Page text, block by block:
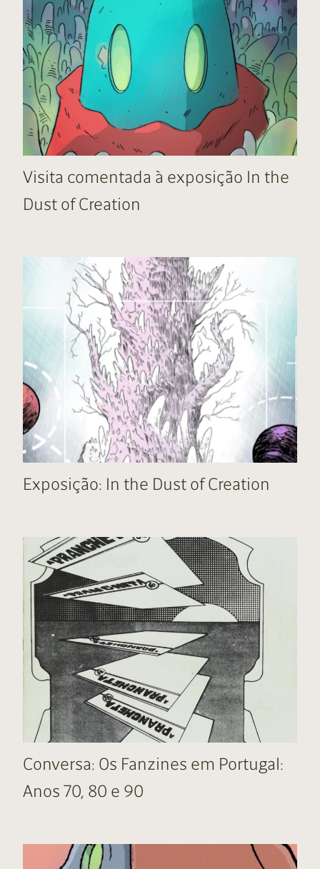
Visita comentada à exposição In the
Dust of Creation
Exposição: In the Dust of Creation
Conversa: Os Fanzines em Portugal:
Anos 70, 80 e 90